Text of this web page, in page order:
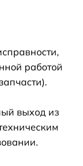
работой
выход из